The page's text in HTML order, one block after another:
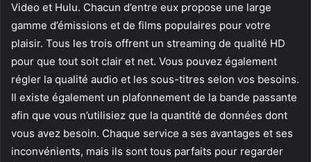
Video et Hulu. Chacun d’entre eux propose une large
gamme d’émissions et de films populaires pour votre
plaisir. Tous les trois offrent un streaming de qualité HD
pour que tout soit clair et net. Vous pouvez également
régler la qualité audio et les sous-titres selon vos besoins.
Il existe également un plafonnement de la bande passante
afin que vous n’utilisiez que la quantité de données dont
vous avez besoin. Chaque service a ses avantages et ses
inconvénients, mais ils sont tous parfaits pour regarder